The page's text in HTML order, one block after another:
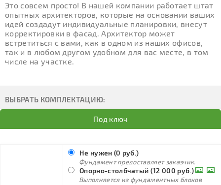
Это совсем просто! В нашей компании работает штат
опытных архитекторов, которые на основании ваших
идей создадут индивидуальные планировки, внесут
корректировки в фасад. Архитектор может
встретиться с вами, как в одном из наших офисов,
так и в любом другом удобном для вас месте, в том
числе на участке.
ВЫБРАТЬ КОМПЛЕКТАЦИЮ:
Под ключ
Не нужен (0 руб.)
Фундамент предоставляет заказчик.
Опорно-столбчатый (12 000 руб.)
Выполняется из фундаментных блоков